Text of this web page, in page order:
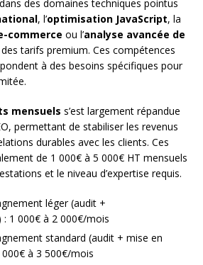
des domaines techniques pointus
, l’optimisation JavaScript, la
commerce ou l’analyse avancée de
tarifs premium. Ces compétences
à des besoins spécifiques pour
mensuels s’est largement répandue
permettant de stabiliser les revenus
durables avec les clients. Ces
de 1 000€ à 5 000€ HT mensuels
et le niveau d’expertise requis.
léger (audit +
1 000€ à 2 000€/mois
standard (audit + mise en
à 3 500€/mois